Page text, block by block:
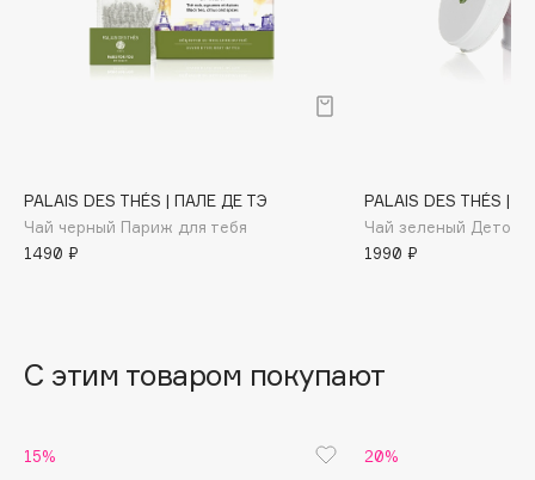
Basicare
Batiste
beautyblender
PALAIS DES THÉS | ПАЛЕ ДЕ ТЭ
Чай черный Париж для тебя
1490 ₽
PALAIS DES THÉS |
Чай зеленый Детокс
1990 ₽
С этим товаром покупают
15% 20%